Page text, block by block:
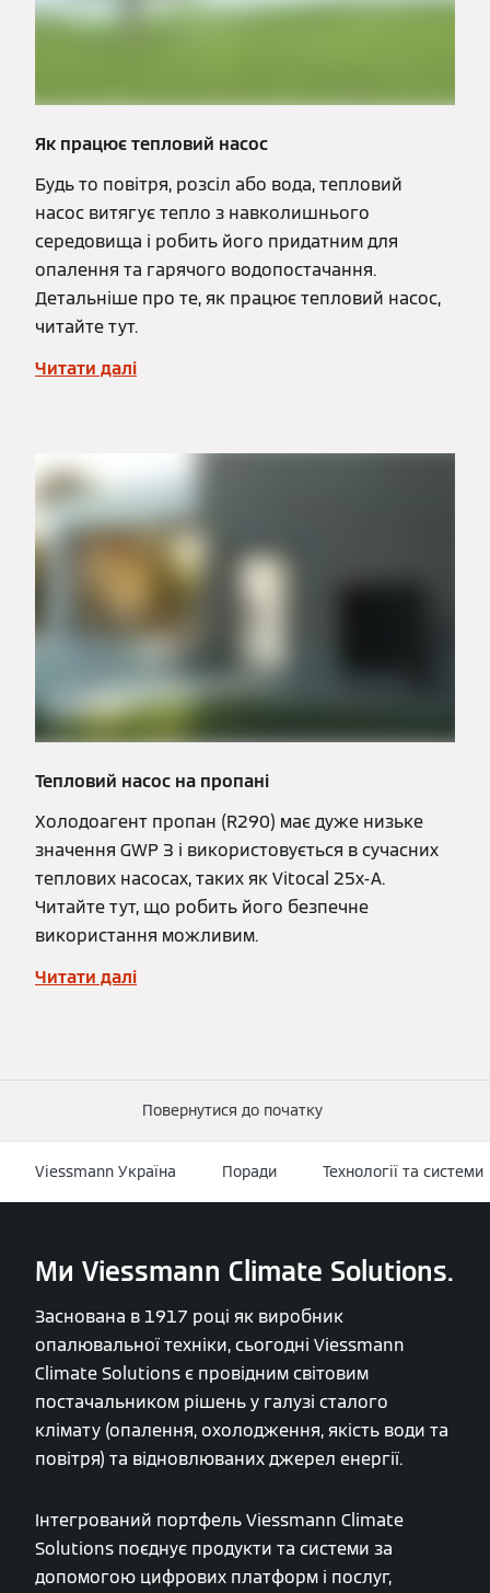
Як працює тепловий насос
Будь то повітря, розсіл або вода, тепловий
насос витягує тепло з навколишнього
середовища і робить його придатним для
опалення та гарячого водопостачання.
Детальніше про те, як працює тепловий насос,
читайте тут.
Читати далі
Тепловий насос на пропані
Холодоагент пропан (R290) має дуже низьке
значення GWP 3 і використовується в сучасних
теплових насосах, таких як Vitocal 25x-A.
Читайте тут, що робить його безпечне
використання можливим.
Читати далі
Повернутися до початку
Viessmann Україна Поради Технології та системи
Ми Viessmann Climate Solutions.
Заснована в 1917 році як виробник
опалювальної техніки, сьогодні Viessmann
Climate Solutions є провідним світовим
постачальником рішень у галузі сталого
клімату (опалення, охолодження, якість води та
повітря) та відновлюваних джерел енергії.
Інтегрований портфель Viessmann Climate
Solutions поєднує продукти та системи за
допомогою цифрових платформ і послуг,